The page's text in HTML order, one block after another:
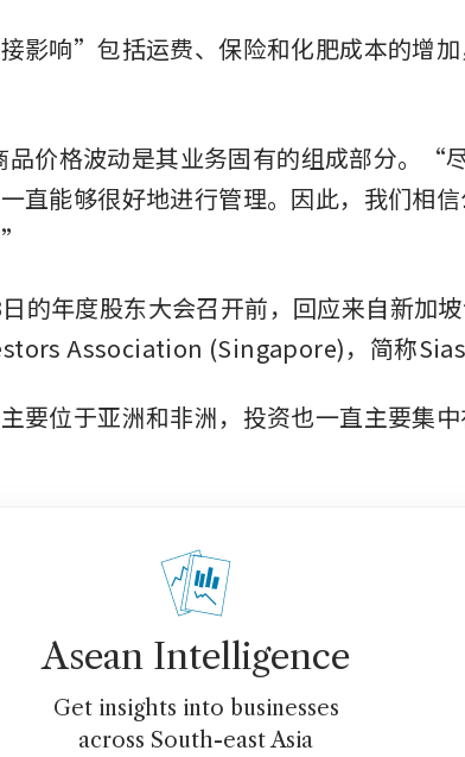
影响”包括运费、保险和化肥成本的增加
价格波动是其业务固有的组成部分。“
直能够很好地进行管理。因此，我们相
的年度股东大会召开前，回应来自新加
Association (Singapore)，简称Sias
要位于亚洲和非洲，投资也一直主要集
Asean Intelligence
Get insights into businesses
across South-east Asia